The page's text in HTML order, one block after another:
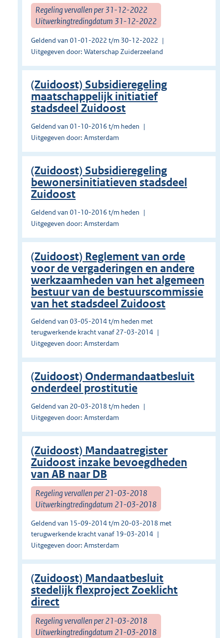
Regeling vervallen per 31-12-2022
Uitwerkingtredingdatum 31-12-2022
Geldend van 01-01-2022 t/m 30-12-2022
Uitgegeven door: Waterschap Zuiderzeeland
(Zuidoost) Subsidieregeling
maatschappelijk initiatief
stadsdeel Zuidoost
Geldend van 01-10-2016 t/m heden
Uitgegeven door: Amsterdam
(Zuidoost) Subsidieregeling
bewonersinitiatieven stadsdeel
Zuidoost
Geldend van 01-10-2016 t/m heden
Uitgegeven door: Amsterdam
(Zuidoost) Reglement van orde
voor de vergaderingen en andere
werkzaamheden van het algemeen
bestuur van de bestuurscommissie
van het stadsdeel Zuidoost
Geldend van 03-05-2014 t/m heden met
terugwerkende kracht vanaf 27-03-2014
Uitgegeven door: Amsterdam
(Zuidoost) Ondermandaatbesluit
onderdeel prostitutie
Geldend van 20-03-2018 t/m heden
Uitgegeven door: Amsterdam
(Zuidoost) Mandaatregister
Zuidoost inzake bevoegdheden
van AB naar DB
Regeling vervallen per 21-03-2018
Uitwerkingtredingdatum 21-03-2018
Geldend van 15-09-2014 t/m 20-03-2018 met
terugwerkende kracht vanaf 19-03-2014
Uitgegeven door: Amsterdam
(Zuidoost) Mandaatbesluit
stedelijk flexproject Zoeklicht
direct
Regeling vervallen per 21-03-2018
Uitwerkingtredingdatum 21-03-2018